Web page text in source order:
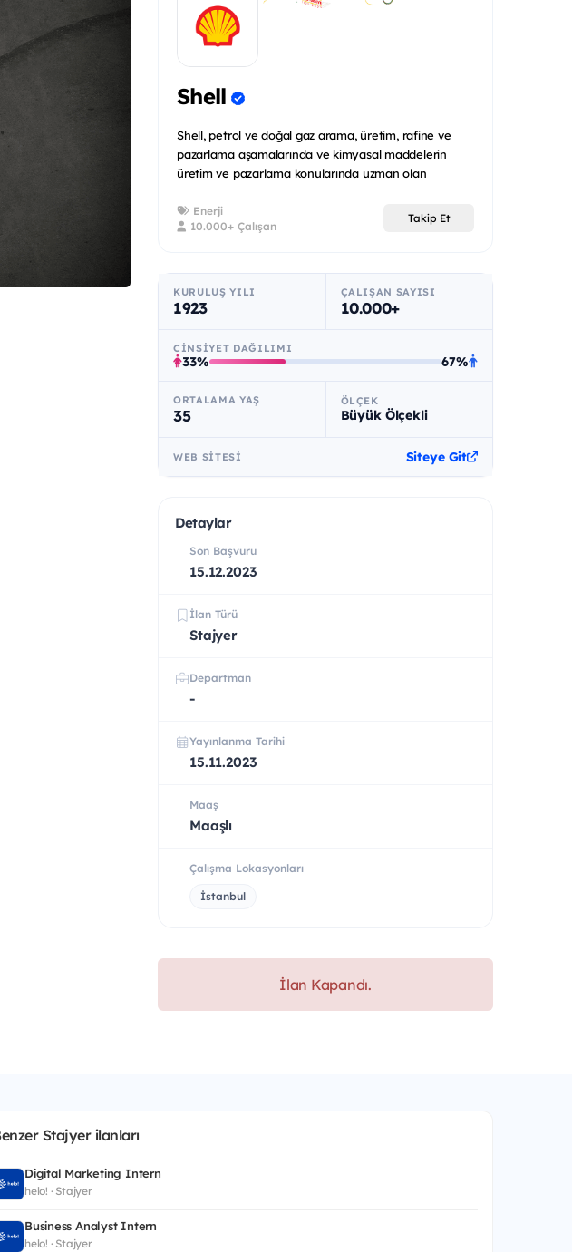
Shell
Shell, petrol ve doğal gaz arama, üretim, rafine ve
pazarlama aşamalarında ve kimyasal maddelerin
üretim ve pazarlama konularında uzman olan
Enerji
10.000+ Çalışan
Takip Et
KURULUŞ YILI
1923
ÇALIŞAN SAYISI
10.000+
CINSIYET DAĞILIMI
33% 67%
ORTALAMA YAŞ
35
ÖLÇEK
Büyük Ölçekli
WEB SITESI Siteye Git
Detaylar
Son Başvuru
15.12.2023
İlan Türü
Stajyer
Departman
-
Yayınlanma Tarihi
15.11.2023
Maaş
Maaşlı
Çalışma Lokasyonları
İstanbul
İlan Kapandı.
Stajyer ilanları
Digital Marketing Intern
helo! · Stajyer
Business Analyst Intern
helo! · Stajyer